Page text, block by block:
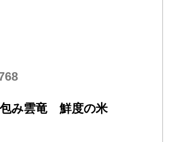
み雲竜 鮮度の米